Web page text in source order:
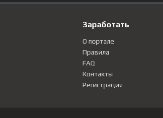
Заработать
О портале
Правила
FAQ
Контакты
Регистрация